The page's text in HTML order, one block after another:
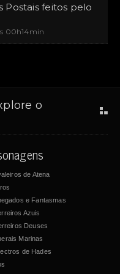
Postais feitos pelo
00h14min
o
de Atena
e Fantasmas
Azuis
Deuses
Marinas
de Hades